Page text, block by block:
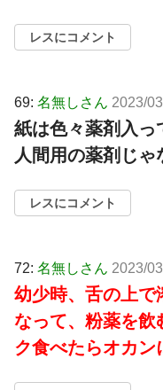
レスにコメント
69: 名無しさん 2023/
紙は色々薬剤入っ
人間用の薬剤じゃ
レスにコメント
72: 名無しさん 2023/
幼少時、舌の上で
なって、粉薬を飲
ク食べたらオカン